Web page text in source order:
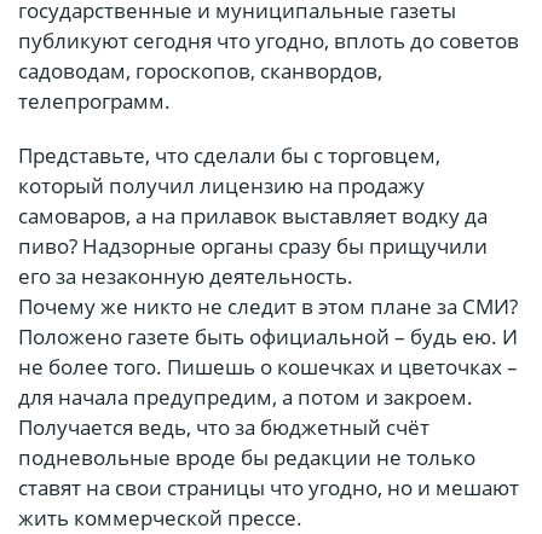
государственные и муниципальные газеты
публикуют сегодня что угодно, вплоть до советов
садоводам, гороскопов, сканвордов,
телепрограмм.
Представьте, что сделали бы с торговцем,
который получил лицензию на продажу
самоваров, а на прилавок выставляет водку да
пиво? Надзорные органы сразу бы прищучили
его за незаконную деятельность.
Почему же никто не следит в этом плане за СМИ?
Положено газете быть официальной – будь ею. И
не более того. Пишешь о кошечках и цветочках –
для начала предупредим, а потом и закроем.
Получается ведь, что за бюджетный счёт
подневольные вроде бы редакции не только
ставят на свои страницы что угодно, но и мешают
жить коммерческой прессе.